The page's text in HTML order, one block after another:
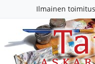
Ilmainen